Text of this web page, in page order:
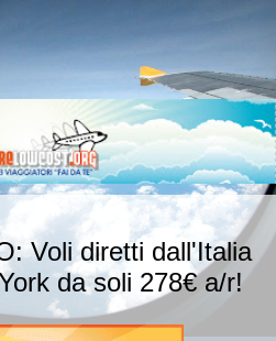
Voli diretti dall'Italia
da soli 278€ a/r!